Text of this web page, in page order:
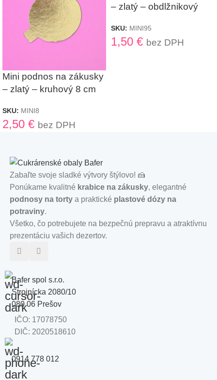
Mini podnos na zákusky
– zlatý – kruhový 8 cm
SKU: MINI8
2,50 € bez DPH
– zlatý – obdlžnikový
SKU: MINI95
1,50 € bez DPH
Zabaľte svoje sladké výtvory štýlovo! 🍰
Ponúkame kvalitné krabice na zákusky, elegantné
podnosy na torty a praktické plastové dózy na
potraviny.
Všetko, čo potrebujete na bezpečnú prepravu a atraktívnu
prezentáciu vašich dezertov.
Bafer spol s.r.o.
Strojnícka 2080/10
080 06 Prešov
IČO: 17078750
DIČ: 2020518610
0914 778 012